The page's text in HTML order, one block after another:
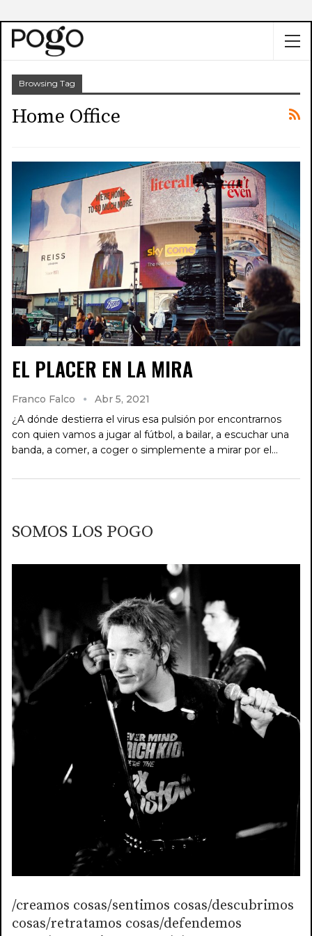
Browsing Tag
Home Office
EL PLACER EN LA MIRA
Franco Falco
Abr 5, 2021
¿A dónde destierra el virus esa pulsión por encontrarnos
con quien vamos a jugar al fútbol, a bailar, a escuchar una
banda, a comer, a coger o simplemente a mirar por el…
SOMOS LOS POGO
/creamos cosas/sentimos cosas/descubrimos
cosas/retratamos cosas/defendemos